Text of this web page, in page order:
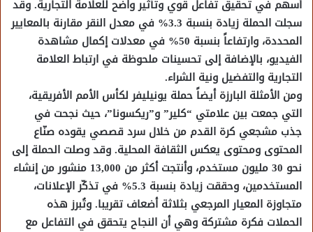
أسهم في تحقيق تفاعل قوي وتأثير واضح للعلامة التجارية. وقد
سجلت الحملة زيادة بنسبة 3.3% في معدل النقر مقارنة بالمعايير
المحددة، وارتفاعاً بنسبة 50% في معدلات إكمال مشاهدة
الفيديو، بالإضافة إلى تحسينات ملحوظة في ارتباط العلامة
التجارية والتفضيل ونية الشراء.
ومن الأمثلة البارزة أيضاً حملة يونيليفر لكأس الأمم الأفريقية،
التي جمعت بين علامتي “كلير” و”ريكسونا”، حيث نجحت في
جذب مشجعي كرة القدم من خلال سرد قصصي يقوده صنّاع
المحتوى ومحتوى يعكس الثقافة المحلية. وقد وصلت الحملة إلى
نحو 30 مليون مستخدم، وأنتجت أكثر من 13,000 منشور من إنشاء
المستخدمين، وحققت زيادة بنسبة 5.3% في تذكّر الإعلانات،
متجاوزة المعيار المرجعي بثلاثة أضعاف تقريبا. وتُبرز هذه
الحملات فكرة مشتركة وهي أن النجاح يتحقق في التفاعل مع